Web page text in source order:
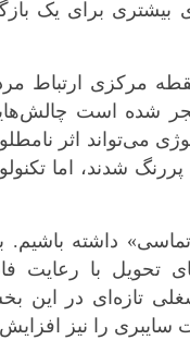
بیشتری برای یک
مرکزی ارتباط
منجر شده است
می‌تواند اثر
پررنگ شدند، اما
داشته باشیم.
تحویل با رعایت
تازه‌ای در این
سایبری را نیز